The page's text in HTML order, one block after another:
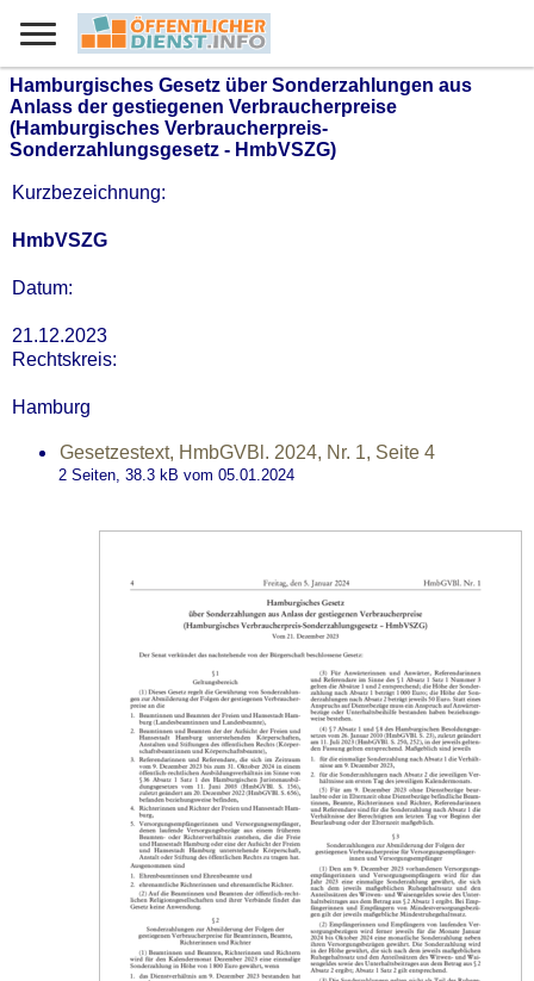
Hamburgisches Gesetz über Sonderzahlungen aus
Anlass der gestiegenen Verbraucherpreise
(Hamburgisches Verbraucherpreis-
Sonderzahlungsgesetz - HmbVSZG)
Kurzbezeichnung:
HmbVSZG
Datum:
21.12.2023
Rechtskreis:
Hamburg
Gesetzestext, HmbGVBl. 2024, Nr. 1, Seite 4
2 Seiten, 38.3 kB vom 05.01.2024